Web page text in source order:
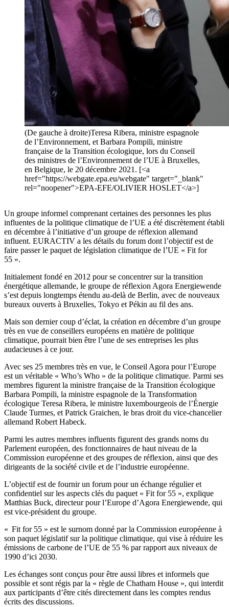
(De gauche à droite)Teresa Ribera, ministre espagnole
de l’Environnement, et Barbara Pompili, ministre
française de la Transition écologique, lors du Conseil
des ministres de l’Environnement de l’UE à Bruxelles,
en Belgique, le 20 décembre 2021. [<a
href="https://webgate.epa.eu/webgate" target="_blank"
rel="noopener">EPA-EFE/OLIVIER HOSLET</a>]
Un groupe informel comprenant certaines des personnes les plus
influentes de la politique climatique de l’UE a été discrètement établi
en décembre à l’initiative d’un groupe de réflexion allemand
influent. EURACTIV a les détails du forum dont l’objectif est de
faire passer le paquet de législation climatique de l’UE « Fit for
55 ».
Initialement fondé en 2012 pour se concentrer sur la transition
énergétique allemande, le groupe de réflexion Agora Energiewende
s’est depuis longtemps étendu au-delà de Berlin, avec de nouveaux
bureaux ouverts à Bruxelles, Tokyo et Pékin au fil des ans.
Mais son dernier coup d’éclat, la création en décembre d’un groupe
très en vue de conseillers européens en matière de politique
climatique, pourrait bien être l’une de ses entreprises les plus
audacieuses à ce jour.
Avec ses 25 membres très en vue, le Conseil Agora pour l’Europe
est un véritable « Who’s Who » de la politique climatique. Parmi ses
membres figurent la ministre française de la Transition écologique
Barbara Pompili, la ministre espagnole de la Transformation
écologique Teresa Ribera, le ministre luxembourgeois de l’Énergie
Claude Turmes, et Patrick Graichen, le bras droit du vice-chancelier
allemand Robert Habeck.
Parmi les autres membres influents figurent des grands noms du
Parlement européen, des fonctionnaires de haut niveau de la
Commission européenne et des groupes de réflexion, ainsi que des
dirigeants de la société civile et de l’industrie européenne.
L’objectif est de fournir un forum pour un échange régulier et
confidentiel sur les aspects clés du paquet « Fit for 55 », explique
Matthias Buck, directeur pour l’Europe d’Agora Energiewende, qui
est vice-président du groupe.
« Fit for 55 » est le surnom donné par la Commission européenne à
son paquet législatif sur la politique climatique, qui vise à réduire les
émissions de carbone de l’UE de 55 % par rapport aux niveaux de
1990 d’ici 2030.
Les échanges sont conçus pour être aussi libres et informels que
possible et sont régis par la « règle de Chatham House », qui interdit
aux participants d’être cités directement dans les comptes rendus
écrits des discussions.